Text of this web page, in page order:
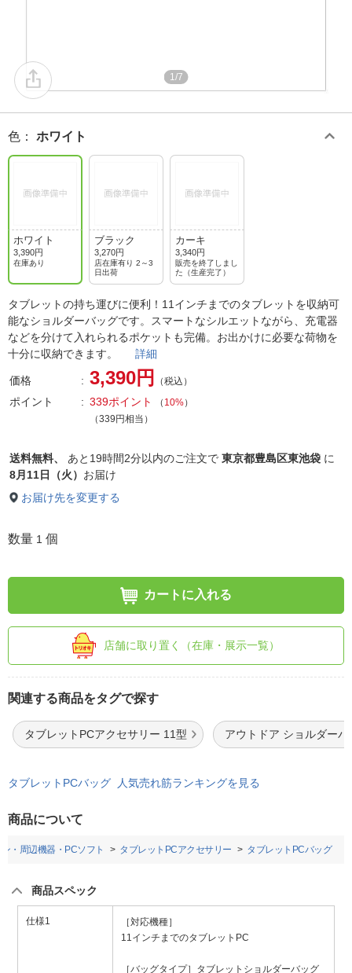
1/7
色 ： ホワイト
ホワイト
3,390円
在庫あり
ブラック
3,270円
店在庫有り 2～3
日出荷
カーキ
3,340円
販売を終了しまし
た（生産完了）
タブレットの持ち運びに便利！11インチまでのタブレットを収納可
能なショルダーバッグです。スマートなシルエットながら、充電器
などを分けて入れられるポケットも完備。お出かけに必要な荷物を
十分に収納できます。 詳細
価格 3,390円 （税込）
ポイント 339ポイント （ 10%）
（339円相当）
送料無料、 あと 19時間2分以内のご注文で 東京都豊島区東池袋 に
8月11日（火） お届け
お届け先を変更する
数量 1 個
カートに入れる
店舗に取り置く（在庫・展示一覧）
関連する商品をタグで探す
タブレットPCアクセサリー 11型 アウトドア ショルダーバ
タブレットPCバッグ 人気売れ筋ランキングを見る
商品について
・周辺機器・PCソフト タブレットPCアクセサリー タブレットPCバッグ
商品スペック
仕様1
［対応機種］
11インチまでのタブレットPC
［バッグタイプ］タブレットショルダーバッグ